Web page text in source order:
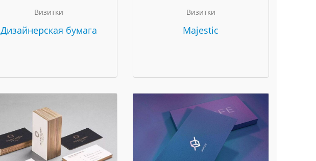
Визитки
Дизайнерская бумага
Визитки
Majestic